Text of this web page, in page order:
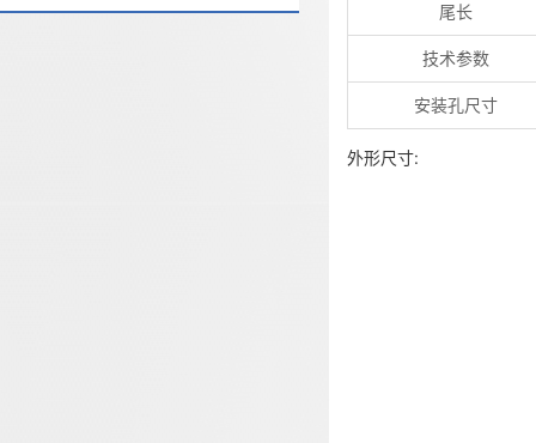
尾长
技术参数
安装孔尺寸
外形尺寸: